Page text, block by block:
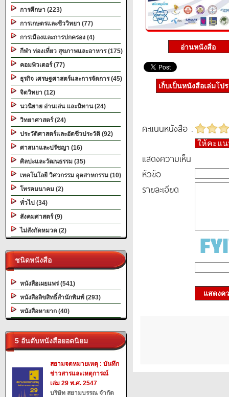
การศึกษา (223)
การเกษตรและชีววิทยา (77)
การเมืองและการปกครอง (4)
กีฬา ท่องเที่ยว สุขภาพและอาหาร (175)
คอมพิวเตอร์ (77)
ธุรกิจ เศรษฐศาสตร์และการจัดการ (45)
จิตวิทยา (12)
นวนิยาย อ่านเล่น และนิทาน (24)
วิทยาศาสตร์ (24)
ประวัติศาสตร์และอัตชีวประวัติ (92)
ศาสนาและปรัชญา (16)
ศิลปะและวัฒนธรรม (35)
เทคโนโลยี วิศวกรรม อุตสาหกรรม (10)
โทรคมนาคม (2)
ทั่วไป (34)
สังคมศาสตร์ (9)
ไม่สังกัดหมวด (2)
ชนิดหนังสือ
หนังสือเผยแพร่ (541)
หนังสือลิขสิทธิ์สำนักพิมพ์ (293)
หนังสือหายาก (40)
5 อันดับหนังสือยอดนิยม
สยามจดหมายเหตุ : บันทึก
ข่าวสารและเหตุการณ์
เล่ม 29 พ.ศ. 2547
บริษัท สยามบรรณ จำกัด
เก็บเป็นหนังสือเล่มโป
คะแนนหนังสือ :
ให้คะแ
แสดงความเห็น
หัวข้อ
รายละเอียด
แสดงค